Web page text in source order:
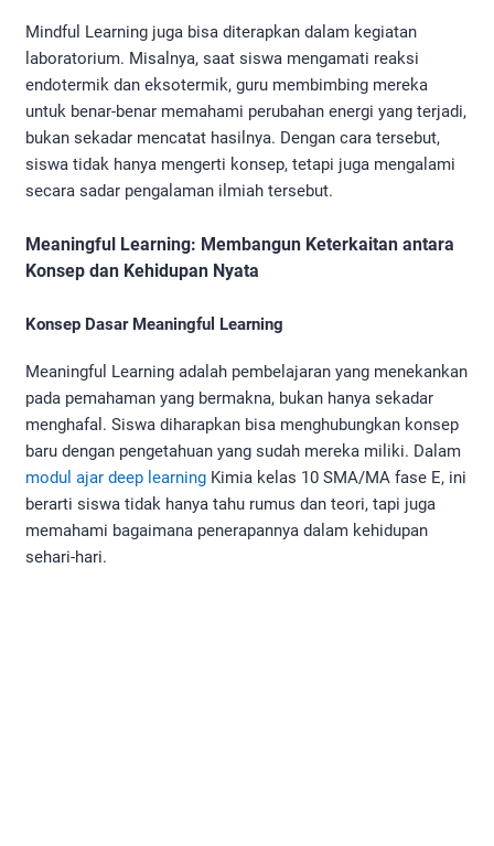
Mindful Learning juga bisa diterapkan dalam kegiatan
laboratorium. Misalnya, saat siswa mengamati reaksi
endotermik dan eksotermik, guru membimbing mereka
untuk benar-benar memahami perubahan energi yang terjadi,
bukan sekadar mencatat hasilnya. Dengan cara tersebut,
siswa tidak hanya mengerti konsep, tetapi juga mengalami
secara sadar pengalaman ilmiah tersebut.
Meaningful Learning: Membangun Keterkaitan antara
Konsep dan Kehidupan Nyata
Konsep Dasar Meaningful Learning
Meaningful Learning adalah pembelajaran yang menekankan
pada pemahaman yang bermakna, bukan hanya sekadar
menghafal. Siswa diharapkan bisa menghubungkan konsep
baru dengan pengetahuan yang sudah mereka miliki. Dalam
modul ajar deep learning Kimia kelas 10 SMA/MA fase E, ini
berarti siswa tidak hanya tahu rumus dan teori, tapi juga
memahami bagaimana penerapannya dalam kehidupan
sehari-hari.